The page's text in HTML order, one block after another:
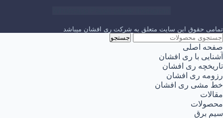
تمامی حقوق این سایت متعلق به شرکت ری افشان میباشد
جستجو
صفحه اصلی
آشنایی با ری افشان
تاریخچه ری افشان
رزومه ری افشان
خط مشی ری افشان
مقالات
محصولات
سیم برق